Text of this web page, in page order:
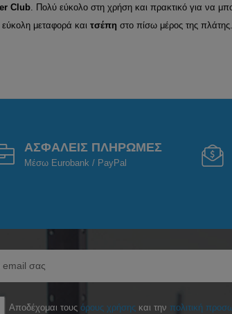
Club. Πολύ εύκολο στη χρήση και πρακτικό για να
εύκολη μεταφορά και τσέπη στο πίσω μέρος της πλάτης.
ΑΣΦΑΛΕΙΣ ΠΛΗΡΩΜΕΣ
Μέσω Eurobank / PayPal
Αποδέχομαι τουςόρους χρήσης και τηνπολιτική